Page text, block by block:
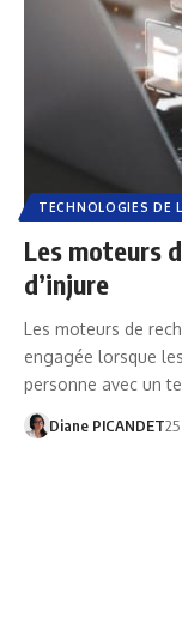
TECHNOLOGIES DE
Les moteurs
d’injure
Les moteurs de
engagée lorsque
personne avec un
Diane PICANDET